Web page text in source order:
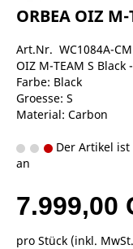
ORBEA OIZ
Art.Nr. WC1084A-CM
OIZ M-TEAM S Black
Farbe: Black
Groesse: S
Material: Carbon
Der Artikel
an
7.999,00
pro Stück (inkl.